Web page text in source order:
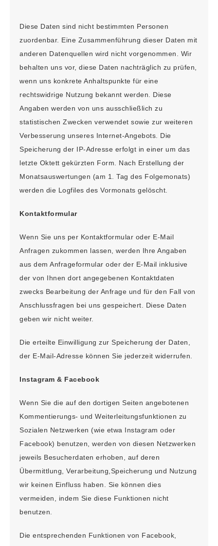
Diese Daten sind nicht bestimmten Personen
zuordenbar. Eine Zusammenführung dieser Daten mit
anderen Datenquellen wird nicht vorgenommen. Wir
behalten uns vor, diese Daten nachträglich zu prüfen,
wenn uns konkrete Anhaltspunkte für eine
rechtswidrige Nutzung bekannt werden. Diese
Angaben werden von uns ausschließlich zu
statistischen Zwecken verwendet sowie zur weiteren
Verbesserung unseres Internet-Angebots. Die
Speicherung der IP-Adresse erfolgt in einer um das
letzte Oktett gekürzten Form. Nach Erstellung der
Monatsauswertungen (am 1. Tag des Folgemonats)
werden die Logfiles des Vormonats gelöscht.
Kontaktformular
Wenn Sie uns per Kontaktformular oder E-Mail
Anfragen zukommen lassen, werden Ihre Angaben
aus dem Anfrageformular oder der E-Mail inklusive
der von Ihnen dort angegebenen Kontaktdaten
zwecks Bearbeitung der Anfrage und für den Fall von
Anschlussfragen bei uns gespeichert. Diese Daten
geben wir nicht weiter.
Die erteilte Einwilligung zur Speicherung der Daten,
der E-Mail-Adresse können Sie jederzeit widerrufen.
Instagram & Facebook
Wenn Sie die auf den dortigen Seiten angebotenen
Kommentierungs- und Weiterleitungsfunktionen zu
Sozialen Netzwerken (wie etwa Instagram oder
Facebook) benutzen, werden von diesen Netzwerken
jeweils Besucherdaten erhoben, auf deren
Übermittlung, Verarbeitung,Speicherung und Nutzung
wir keinen Einfluss haben. Sie können dies
vermeiden, indem Sie diese Funktionen nicht
benutzen.
Die entsprechenden Funktionen von Facebook,